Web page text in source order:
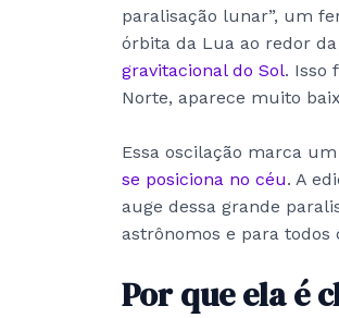
paralisação lunar”, um
órbita da Lua ao redor
gravitacional do Sol. Isso
Norte, aparece muito
Essa oscilação marca
se posiciona no céu. A
auge dessa grande
astrônomos e para
Por que ela é